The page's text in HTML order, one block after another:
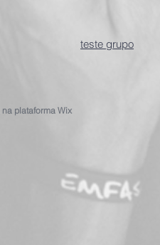
teste grupo
na plataforma Wix